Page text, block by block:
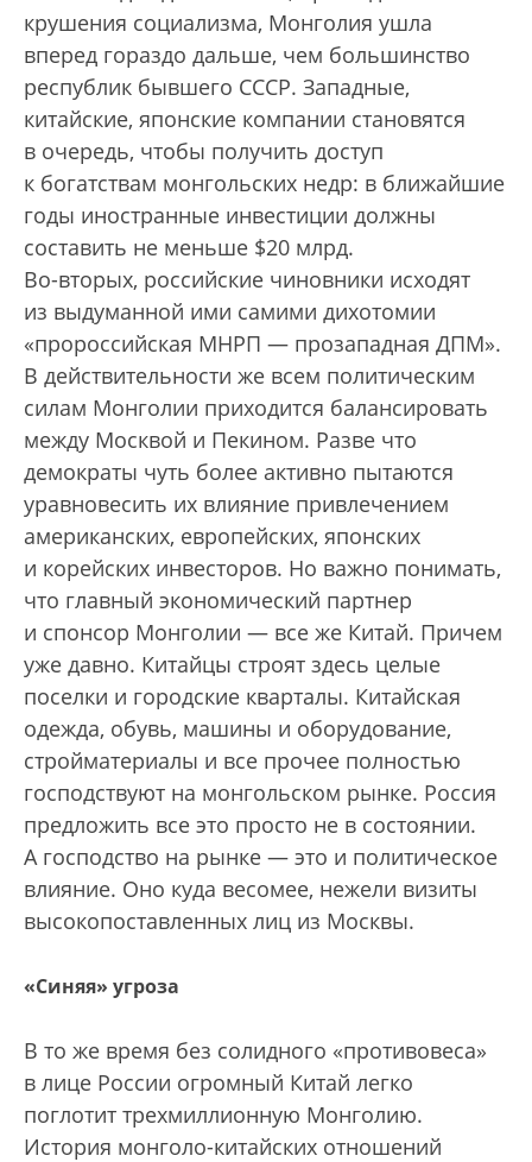
крушения социализма, Монголия ушла
вперед гораздо дальше, чем большинство
республик бывшего СССР. Западные,
китайские, японские компании становятся
в очередь, чтобы получить доступ
к богатствам монгольских недр: в ближайшие
годы иностранные инвестиции должны
составить не меньше $20 млрд.
Во-вторых, российские чиновники исходят
из выдуманной ими самими дихотомии
«пророссийская МНРП — прозападная ДПМ».
В действительности же всем политическим
силам Монголии приходится балансировать
между Москвой и Пекином. Разве что
демократы чуть более активно пытаются
уравновесить их влияние привлечением
американских, европейских, японских
и корейских инвесторов. Но важно понимать,
что главный экономический партнер
и спонсор Монголии — все же Китай. Причем
уже давно. Китайцы строят здесь целые
поселки и городские кварталы. Китайская
одежда, ­обувь, машины и оборудование,
стройматериалы и все прочее полностью
господствуют на монгольском рынке. Россия
предложить все это просто не в состоянии.
А господство на рынке — это и политическое
влияние. Оно куда весомее, нежели визиты
высокопоставленных лиц из Москвы.
«Синяя» угроза
В то же время без солидного «противовеса»
в лице России огромный Китай легко
поглотит трехмиллионную Монголию.
История монголо-китайских отношений